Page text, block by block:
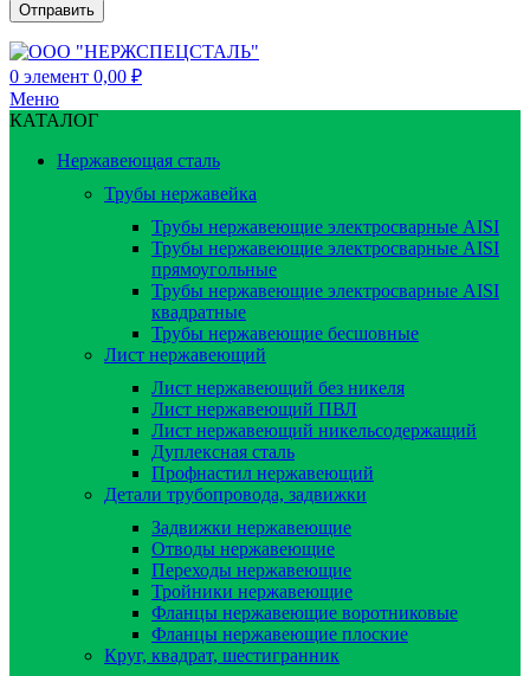
0 элемент 0,00 ₽
Меню
КАТАЛОГ
Нержавеющая сталь
Трубы нержавейка
Трубы нержавеющие электросварные AISI
Трубы нержавеющие электросварные AISI
прямоугольные
Трубы нержавеющие электросварные AISI
квадратные
Трубы нержавеющие бесшовные
Лист нержавеющий
Лист нержавеющий без никеля
Лист нержавеющий ПВЛ
Лист нержавеющий никельсодержащий
Дуплексная сталь
Профнастил нержавеющий
Детали трубопровода, задвижки
Задвижки нержавеющие
Отводы нержавеющие
Переходы нержавеющие
Тройники нержавеющие
Фланцы нержавеющие воротниковые
Фланцы нержавеющие плоские
Круг, квадрат, шестигранник